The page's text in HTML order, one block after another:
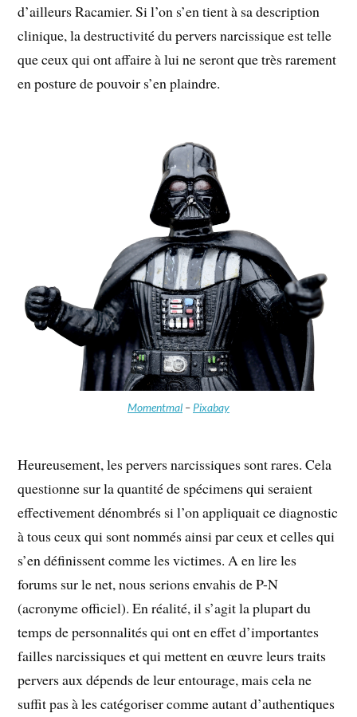
d’ailleurs Racamier. Si l’on s’en tient à sa description
clinique, la destructivité du pervers narcissique est telle
que ceux qui ont affaire à lui ne seront que très rarement
en posture de pouvoir s’en plaindre.
Momentmal – Pixabay
Heureusement, les pervers narcissiques sont rares. Cela
questionne sur la quantité de spécimens qui seraient
effectivement dénombrés si l’on appliquait ce diagnostic
à tous ceux qui sont nommés ainsi par ceux et celles qui
s’en définissent comme les victimes. A en lire les
forums sur le net, nous serions envahis de P-N
(acronyme officiel). En réalité, il s’agit la plupart du
temps de personnalités qui ont en effet d’importantes
failles narcissiques et qui mettent en œuvre leurs traits
pervers aux dépends de leur entourage, mais cela ne
suffit pas à les catégoriser comme autant d’authentiques